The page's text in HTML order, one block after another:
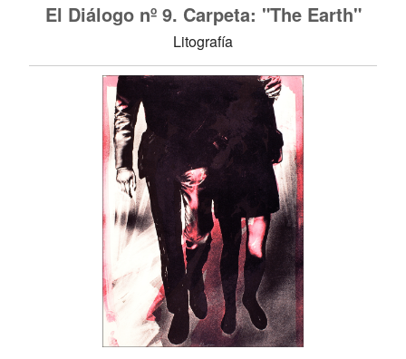
El Diálogo nº 9. Carpeta: "The Earth"
Litografía